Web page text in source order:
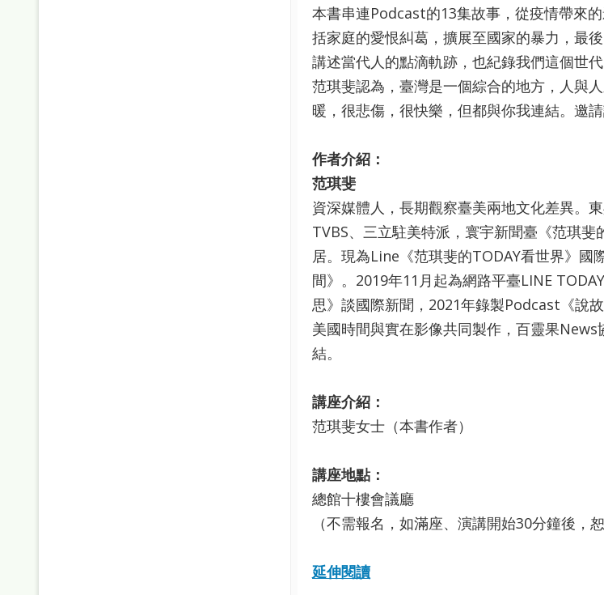
本書串連Podcast的13集故事，從疫情帶來
括家庭的愛恨糾葛，擴展至國家的暴力，最
講述當代人的點滴軌跡，也紀錄我們這個世代
范琪斐認為，臺灣是一個綜合的地方，人與
暖，很悲傷，很快樂，但都與你我連結。邀
作者介紹：
范琪斐
資深媒體人，長期觀察臺美兩地文化差異。
TVBS、三立駐美特派，寰宇新聞臺《范琪
居。現為Line《范琪斐的TODAY看世界》
間》。2019年11月起為網路平臺LINE
思》談國際新聞，2021年錄製Podcast《說
美國時間與實在影像共同製作，百靈果
結。
講座介紹：
范琪斐女士（本書作者）
講座地點：
總館十樓會議廳
（不需報名，如滿座、演講開始30分鐘後，
延伸閱讀